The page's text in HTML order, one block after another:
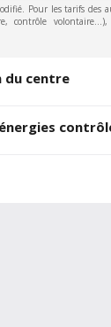
Pour les tarifs des
contrôle
du centre